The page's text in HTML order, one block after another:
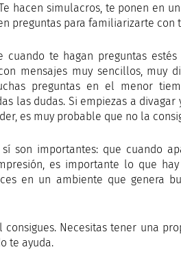
hacen simulacros, te ponen en
preguntas para familiarizarte con
cuando te hagan preguntas
mensajes muy sencillos, muy
preguntas en el menor
las dudas. Si empiezas a divagar
es muy probable que no la
son importantes: que cuando
es importante lo que
en un ambiente que genera
Necesitas tener una
te ayuda.